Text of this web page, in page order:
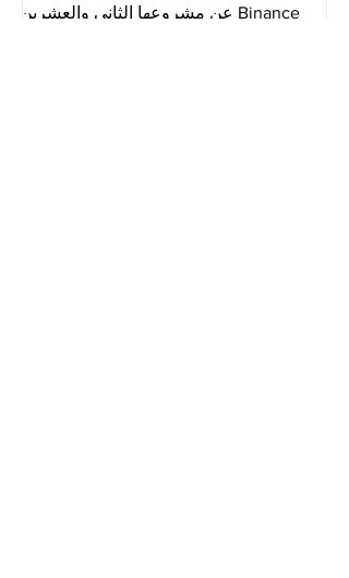
Binance عن مشروعها الثاني والعشرين